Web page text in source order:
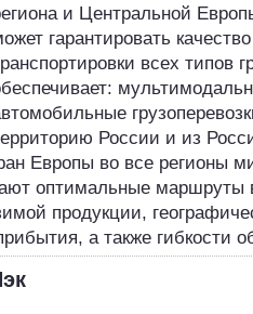
и Центральной
гарантировать
всех типов
России и из
Европы во все регионы
оптимальные маршруты
продукции,
а также гибкости